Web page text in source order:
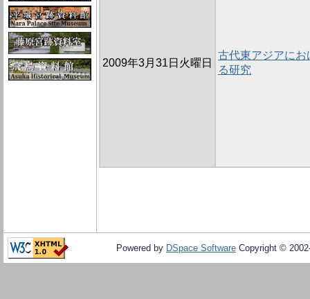
2009年3月31日火曜日
古代東アジアに
る研究
Powered by DSpace Software Copyright ©